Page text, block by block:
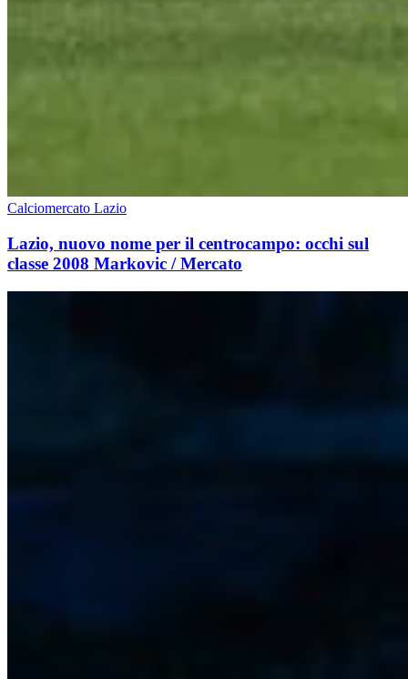
Calciomercato Lazio
Lazio, nuovo nome per il centrocampo: occhi sul
classe 2008 Markovic / Mercato